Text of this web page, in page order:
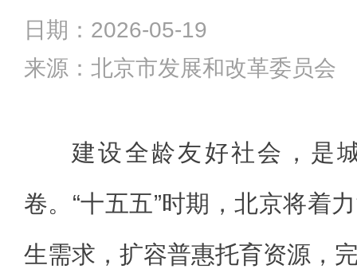
日期：2026-05-19
来源：北京市发展和改革委员会
建设全龄友好社会，是
卷。“十五五”时期，北京将着
生需求，扩容普惠托育资源，